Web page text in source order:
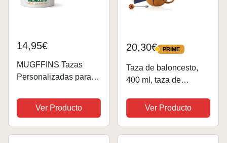
14,95€
MUGFFINS Tazas
Personalizadas para
BALONCESTO
hombre - En Español -
Propiedad de - 11 oz /
330 ml - Regalo
Ver Producto
20,30€ PRIME
PRIME
Taza de baloncesto,
400 ml, taza de
baloncesto, regalo de
baloncesto, taza de
café con tapa y
Ver Producto